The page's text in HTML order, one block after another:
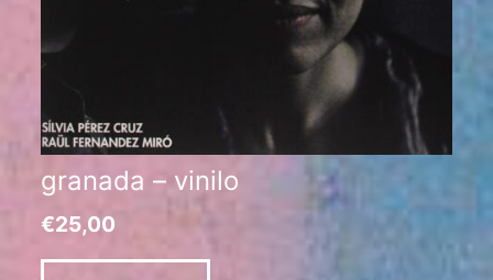
granada – vinilo
€25,00